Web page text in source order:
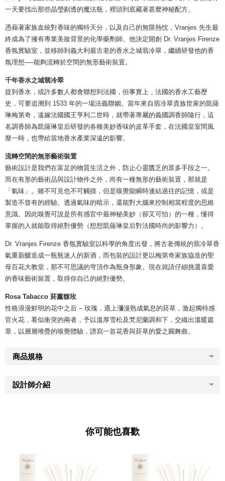
一天要找出那些晶瑩剔透的魔法瓶，裡頭到底藏著甚麼神秘配方。
憑藉著家族血統對香味的獨特天分，以及自己的無限熱忱，Vranjes 先生最
終成為了擁有專業美妝背景的化學藥劑師。他決定開創 Dr. Vranjes Firenze
香氛實驗室，並移師到義大利最古老的香水之城翡冷翠，繼續研發他的香
氛理想──能夠流轉於空間的無形藝術裝置。
千年香水之城翡冷翠
提到香水，或許多數人都會聯想到法國，但事實上，法國的香水工藝歷
史，可要追溯到 1533 年的一場法義聯姻。當年來自翡冷翠貴族世家的凱薩
琳梅第奇，遠嫁法國國王亨利二世時，就帶著專屬的義國調香師隨行，這
名調香師為凱薩琳皇后研發的各種美妙香味的皮革手套，在法國皇室間風
靡一時，也帶給當地香水產業深遠的影響。
流轉空間的無形藝術裝置
藝術設計是我們在富足的物質生活之外，防止心靈匱乏的眾多手段之一。
而在有形的藝術品與設計物件之外，尚有一種無形的藝術裝置，那就是
「氣味」。雖不可見也不可觸摸，但是嗅覺能瞬時連結過往的記憶，或是
製造不曾有的經驗。透過氣味的暗示，還能對大腦來控制相當程度的思維
意識。因此嗅覺可說是所有感官中最神秘美妙（卻又可怕）的一種，懂得
掌握的人就能取得絕對優勢（想想凱薩琳皇后對法國時尚的影響力）。
Dr. Vranjes Firenze 香氛實驗室以科學的角度出發，將古老傳統的翡冷翠香
氣重新釀造成一瓶瓶迷人的新酒，而包裝的設計更以梅第奇家族協造的聖
母百花大教堂，那不可思議的穹頂作為瓶身形象。現在就請仔細挑選喜愛
的香味藝術裝置，取得你自己的絕對優勢。
Rosa Tabacco 菸薰馥玫
性格浪漫鮮明的花中之后 – 玫瑰，遇上瀰漫熟成氣息的菸草，激起獨特感
官火花，看似衝突的兩者，予以溫厚雪松及梵尼蘭調和下，交織出溫暖篇
章，以層層堆疊的嗅覺體驗，譜寫一首花香與菸草的愛之圓舞曲。
商品規格
設計師介紹
你可能也喜歡